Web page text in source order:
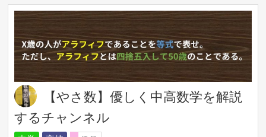
【やさ数】優しく中高数学を解説
するチャンネル